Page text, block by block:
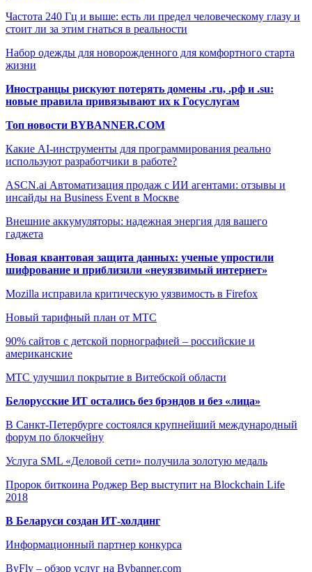
Частота 240 Гц и выше: есть ли предел человеческому глазу и
стоит ли за этим гнаться в реальности
Набор одежды для новорожденного для комфортного старта
жизни
Иностранцы рискуют потерять домены .ru, .рф и .su:
новые правила привязывают их к Госуслугам
Топ новости BYBANNER.COM
Какие AI-инструменты для программирования реально
используют разработчики в работе?
ASCN.ai Автоматизация продаж с ИИ агентами: отзывы и
инсайды на Business Event в Москве
Внешние аккумуляторы: надежная энергия для вашего
гаджета
Новая квантовая защита данных: ученые упростили
шифрование и приблизили «неуязвимый интернет»
Mozilla исправила критическую уязвимость в Firefox
Новый тарифный план от МТС
90% сайтов с детской порнографией – российские и
американские
МТС улучшил покрытие в Витебской области
Белорусские ИТ остались без брэндов и без «лица»
В Санкт-Петербурге состоялся крупнейший международный
форум по блокчейну
Услуга SML «Деловой сети» получила золотую медаль
Пророк биткоина Роджер Вер выступит на Blockchain Life
2018
В Беларуси создан ИТ-холдинг
Информационный партнер конкурса
ByFly – обзор услуг на Bybanner.com